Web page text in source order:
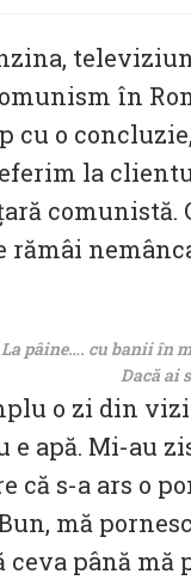
în
cu o
la
La pâine…. cu banii în
Dacă ai
o zi din
apă. Mi-au
că s-a ars o
mă
ceva până